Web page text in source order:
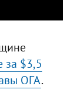
за $3,5
ОГА.